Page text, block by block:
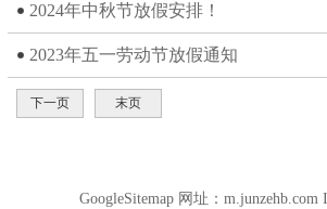
2024年中秋节放假安排！
2023年五一劳动节放假通知
下一页 末页
GoogleSitemap 网址： m.junzehb.com